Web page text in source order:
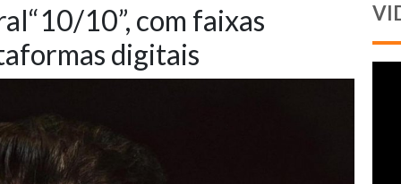
10”, com faixas
digitais